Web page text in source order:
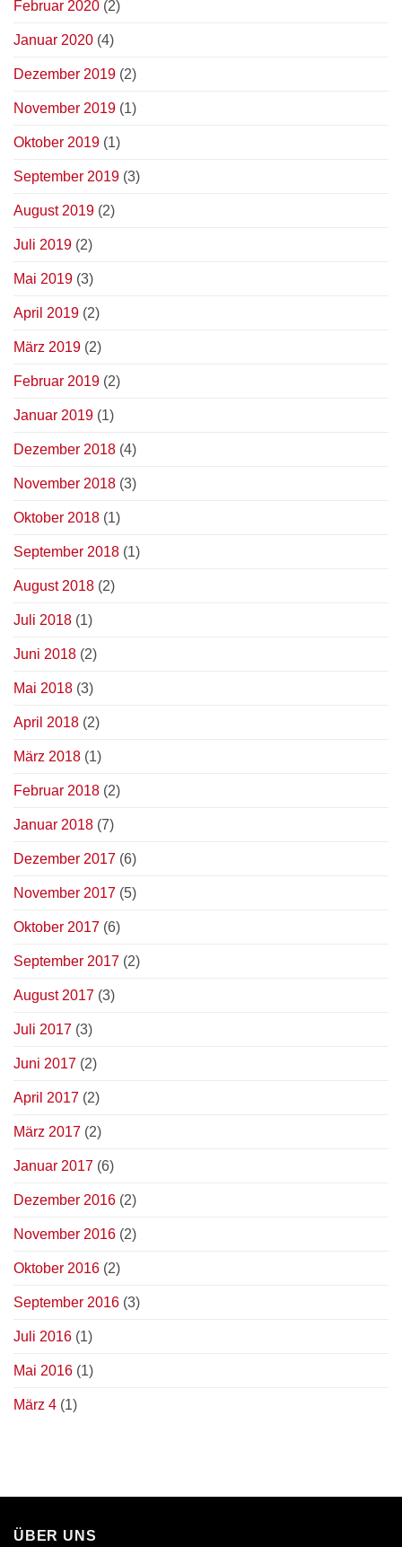
Februar 2020 (2)
Januar 2020 (4)
Dezember 2019 (2)
November 2019 (1)
Oktober 2019 (1)
September 2019 (3)
August 2019 (2)
Juli 2019 (2)
Mai 2019 (3)
April 2019 (2)
März 2019 (2)
Februar 2019 (2)
Januar 2019 (1)
Dezember 2018 (4)
November 2018 (3)
Oktober 2018 (1)
September 2018 (1)
August 2018 (2)
Juli 2018 (1)
Juni 2018 (2)
Mai 2018 (3)
April 2018 (2)
März 2018 (1)
Februar 2018 (2)
Januar 2018 (7)
Dezember 2017 (6)
November 2017 (5)
Oktober 2017 (6)
September 2017 (2)
August 2017 (3)
Juli 2017 (3)
Juni 2017 (2)
April 2017 (2)
März 2017 (2)
Januar 2017 (6)
Dezember 2016 (2)
November 2016 (2)
Oktober 2016 (2)
September 2016 (3)
Juli 2016 (1)
Mai 2016 (1)
März 4 (1)
ÜBER UNS